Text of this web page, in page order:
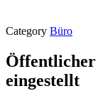
Category Büro
eingestellt